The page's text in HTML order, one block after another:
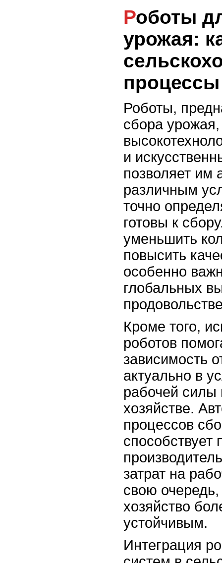
Роботы для сбора
урожая:
процессы
Роботы,
сбора
и
позволяет им
различным
точно
готовы к
уменьшить
повысить
особенно
глобальных
Кроме того,
роботов
зависимость
актуально в
рабочей силы
хозяйстве.
процессов
затрат на
свою
хозяйство
устойчивым.
Интеграция